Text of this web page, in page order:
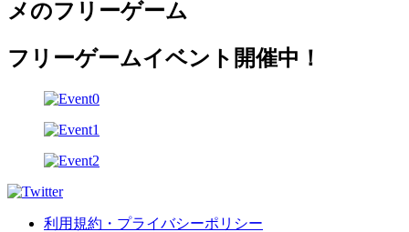
メのフリーゲーム
フリーゲームイベント開催中！
利用規約・プライバシーポリシー